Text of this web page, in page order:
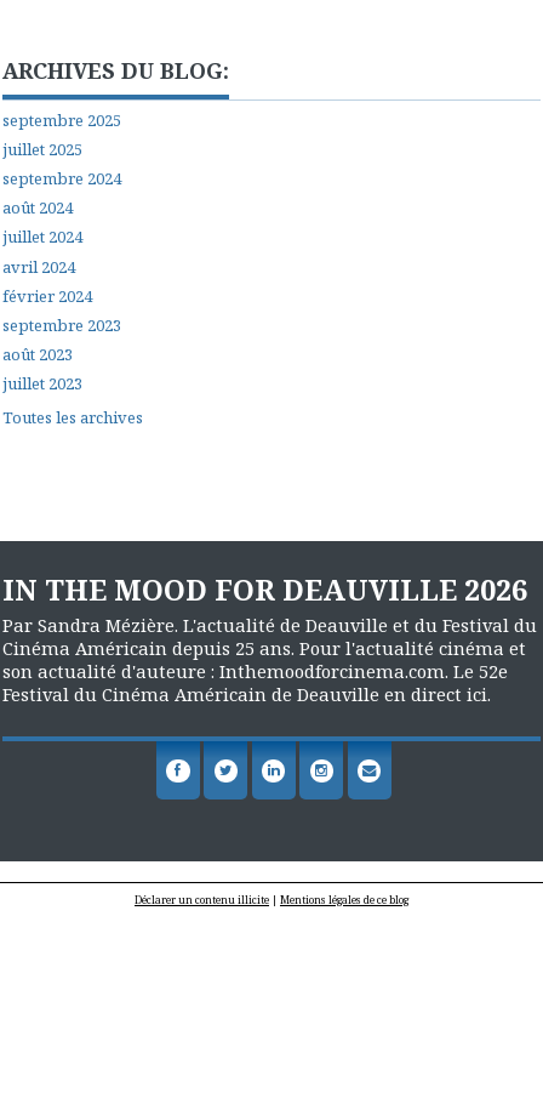
ARCHIVES DU BLOG:
septembre 2025
juillet 2025
septembre 2024
août 2024
juillet 2024
avril 2024
février 2024
septembre 2023
août 2023
juillet 2023
Toutes les archives
IN THE MOOD FOR DEAUVILLE 2026
Par Sandra Mézière. L'actualité de Deauville et du Festival du
Cinéma Américain depuis 25 ans. Pour l'actualité cinéma et
son actualité d'auteure : Inthemoodforcinema.com. Le 52e
Festival du Cinéma Américain de Deauville en direct ici.
Déclarer un contenu illicite | Mentions légales de ce blog